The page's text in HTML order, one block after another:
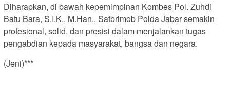
Diharapkan, di bawah kepemimpinan Kombes Pol. Zuhdi
Batu Bara, S.I.K., M.Han., Satbrimob Polda Jabar semakin
profesional, solid, dan presisi dalam menjalankan tugas
pengabdian kepada masyarakat, bangsa dan negara.
(Jeni)***